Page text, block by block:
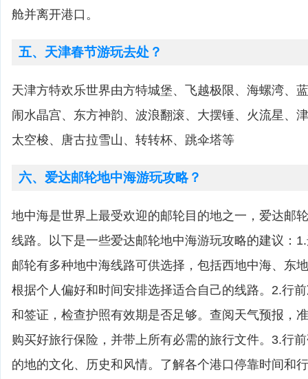
舱并离开港口。
五、天津春节游玩去处？
天津方特欢乐世界由方特城堡、飞越极限、海螺湾、
闹水晶宫、东方神韵、波浪翻滚、大摆锤、火流星、
太空梭、唐古拉雪山、转转杯、跳伞塔等
六、爱达邮轮地中海游玩攻略？
地中海是世界上最受欢迎的邮轮目的地之一，爱达邮
线路。以下是一些爱达邮轮地中海游玩攻略的建议：
邮轮有多种地中海线路可供选择，包括西地中海、东
根据个人偏好和时间安排选择适合自己的线路。2.行
和签证，检查护照有效期是否足够。查阅天气预报，
购买好旅行保险，并带上所有必需的旅行文件。3.行
的地的文化、历史和风情。了解各个港口停靠时间和